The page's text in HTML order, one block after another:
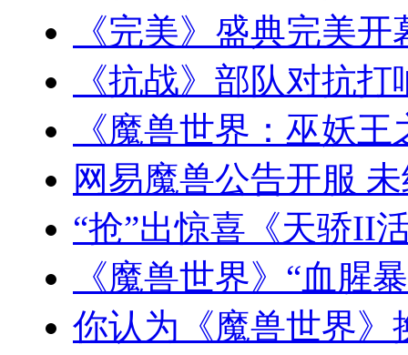
《完美》盛典完美
《抗战》部队对抗
《魔兽世界：巫妖
网易魔兽公告开服
“抢”出惊喜《天骄II
《魔兽世界》“血腥
你认为《魔兽世界》